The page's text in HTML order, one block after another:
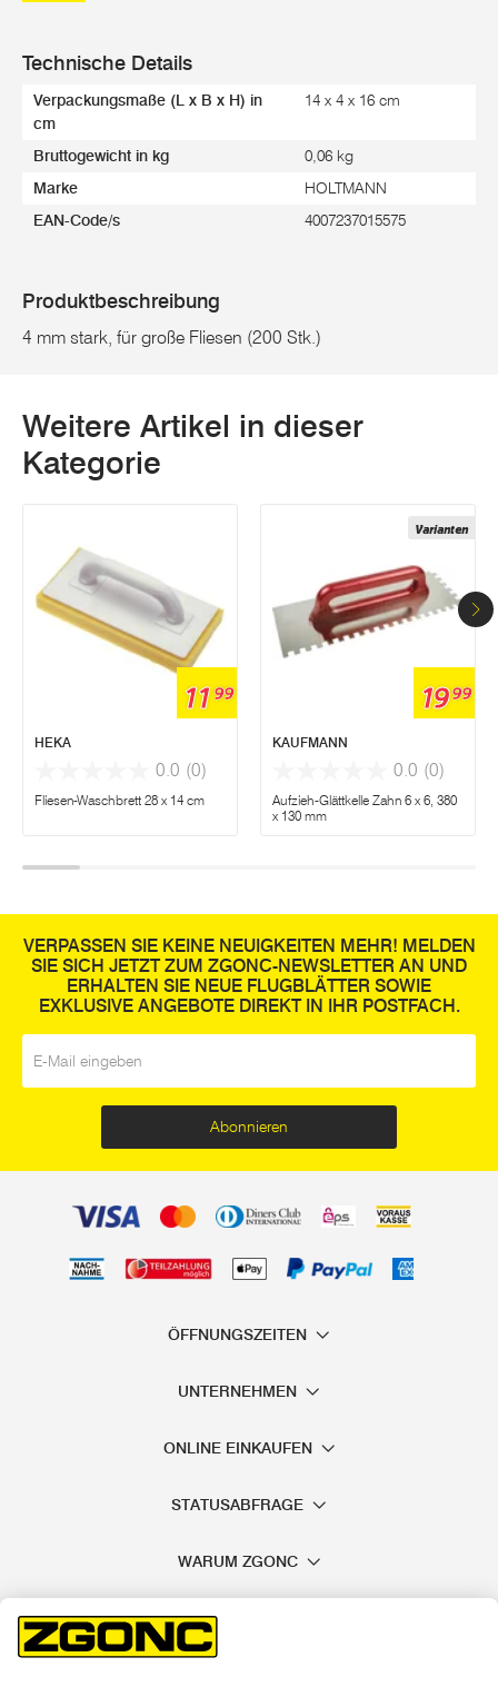
Technische Details
Verpackungsmaße (L x B x H) in
cm
14 x 4 x 16 cm
Bruttogewicht in kg 0,06 kg
Marke HOLTMANN
EAN-Code/s 4007237015575
Produktbeschreibung
4 mm stark, für große Fliesen (200 Stk.)
Weitere Artikel in dieser
Kategorie
1199
HEKA
0.0 (0)
Fliesen-Waschbrett 28 x 14 cm
Varianten
1999
KAUFMANN
0.0 (0)
Aufzieh-Glättkelle Zahn 6 x 6, 380
x 130 mm
VERPASSEN SIE KEINE NEUIGKEITEN MEHR! MELDEN
SIE SICH JETZT ZUM ZGONC-NEWSLETTER AN UND
ERHALTEN SIE NEUE FLUGBLÄTTER SOWIE
EXKLUSIVE ANGEBOTE DIREKT IN IHR POSTFACH.
Abonnieren
ÖFFNUNGSZEITEN
UNTERNEHMEN
ONLINE EINKAUFEN
STATUSABFRAGE
WARUM ZGONC